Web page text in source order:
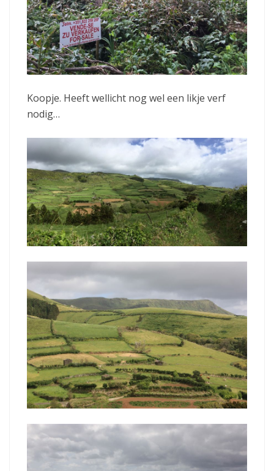
Koopje. Heeft wellicht nog wel een likje verf
nodig…